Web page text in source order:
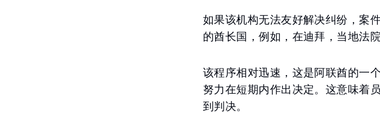
如果该机构无法友好解决纠纷，案
的酋长国，例如，在迪拜，当地法
该程序相对迅速，这是阿联酋的一
努力在短期内作出决定。这意味着
到判决。